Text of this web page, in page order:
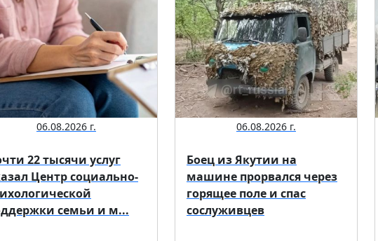
06.08.2026 г.
22 тысячи услуг
Центр социально-
семьи и м...
06.08.2026 г.
Боец из Якутии на
машине прорвался через
горящее поле и спас
сослуживцев